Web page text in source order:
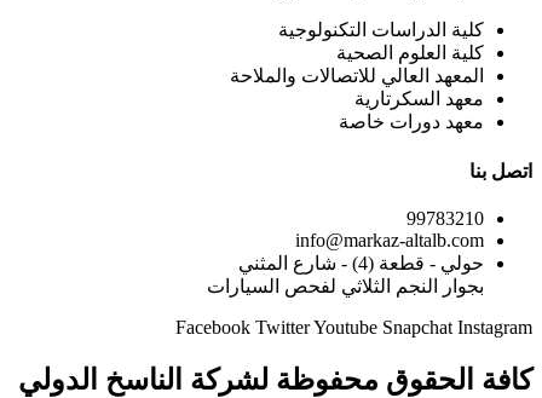
كلية الدراسات التكنولوجية
كلية العلوم الصحية
المعهد العالي للاتصالات والملاحة
معهد السكرتارية
معهد دورات خاصة
اتصل بنا
99783210
info@markaz-altalb.com
حولي - قطعة (4) - شارع المثني
بجوار النجم الثلاثي لفحص السيارات
Facebook TwitterYoutube Snapchat Instagram
كافة الحقوق محفوظة لشركة الناسخ الدولي